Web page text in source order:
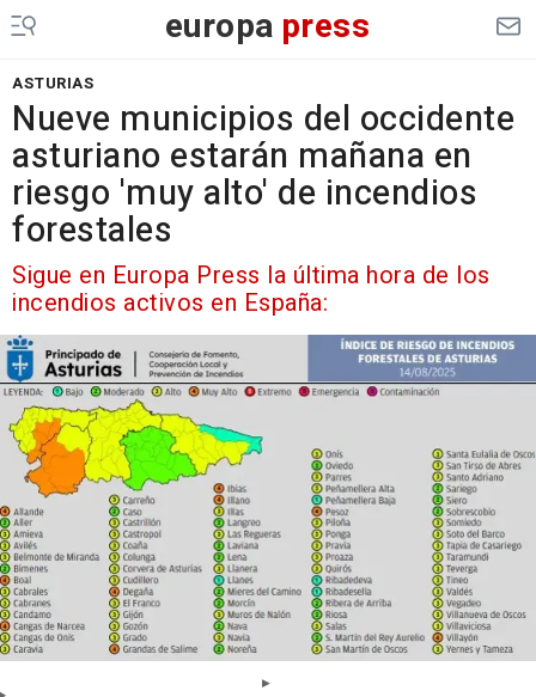
europa press
ASTURIAS
Nueve municipios del occidente
asturiano estarán mañana en
riesgo 'muy alto' de incendios
forestales
Sigue en Europa Press la última hora de los
incendios activos en España: